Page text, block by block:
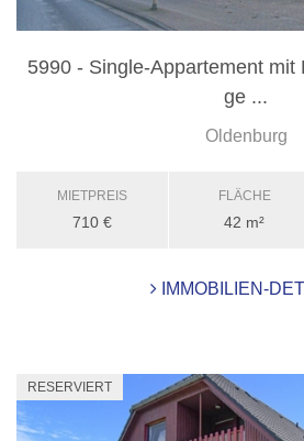
5990 - Single-Appartement mit
ge ...
Oldenburg
MIETPREIS
710 €
FLÄCHE
42 m²
IMMOBILIEN-
RESERVIERT